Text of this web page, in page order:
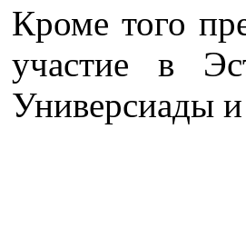
Кроме того
участие в
Универсиады